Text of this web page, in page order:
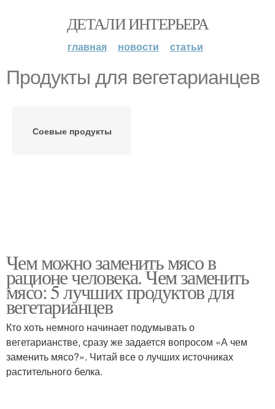
ДЕТАЛИ ИНТЕРЬЕРА
главная новости статьи
Продукты для вегетарианцев
Соевые продукты
Чем можно заменить мясо в
рационе человека. Чем заменить
мясо: 5 лучших продуктов для
вегетарианцев
Кто хоть немного начинает подумывать о
вегетарианстве, сразу же задается вопросом «А чем
заменить мясо?». Читай все о лучших источниках
растительного белка.